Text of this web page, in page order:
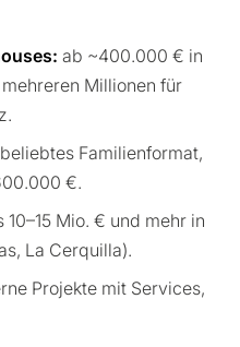
ab ~400.000 € in
Millionen für
Familienformat,
€.
10–15 Mio. € und mehr in
La Cerquilla).
Projekte mit Services,